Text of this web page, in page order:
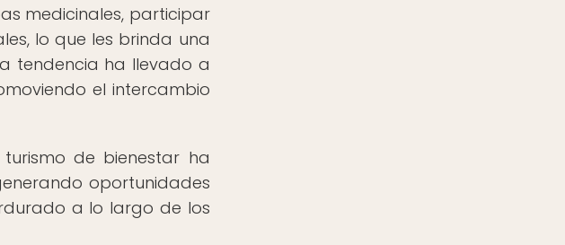
medicinales, participar
lo que les brinda una
tendencia ha llevado a
el intercambio
de bienestar ha
oportunidades
a lo largo de los